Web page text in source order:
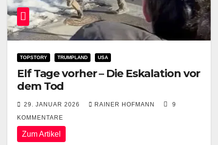
TOPSTORY TRUMPLAND USA
Elf Tage vorher – Die Eskalation vor
dem Tod
29. JANUAR 2026 RAINER HOFMANN
9
KOMMENTARE
Zum Artikel